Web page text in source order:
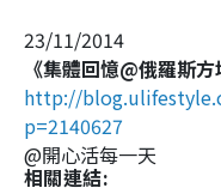
23/11/2014
《集體回憶@俄羅斯方
http://
p=2140627
@開心活每一天
相關連結: